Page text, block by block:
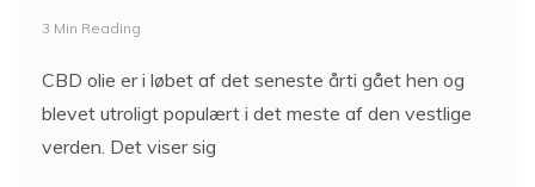
3 Min Reading
CBD olie er i løbet af det seneste årti gået hen og
blevet utroligt populært i det meste af den vestlige
verden. Det viser sig